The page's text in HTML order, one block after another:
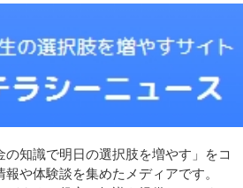
知識で明日の選択肢を増やす」をコ
や体験談を集めたメディアです。